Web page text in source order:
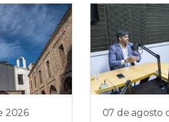
2026 07 de agosto